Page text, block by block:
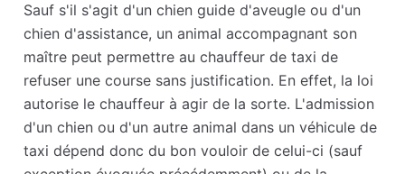
Sauf s'il s'agit d'un chien guide d'aveugle ou d'un
chien d'assistance, un animal accompagnant son
maître peut permettre au chauffeur de taxi de
refuser une course sans justification. En effet, la loi
autorise le chauffeur à agir de la sorte. L'admission
d'un chien ou d'un autre animal dans un véhicule de
taxi dépend donc du bon vouloir de celui-ci (sauf